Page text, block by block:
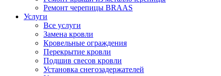
Ремонт черепицы BRAAS
Услуги
Все услуги
Замена кровли
Кровельные ограждения
Перекрытие кровли
Подшив свесов кровли
Установка снегозадержателей